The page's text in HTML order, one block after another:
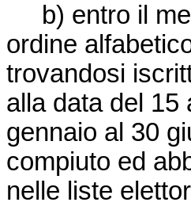
b) entro il
ordine
trovandosi
alla data del
gennaio al 30
compiuto ed
nelle liste